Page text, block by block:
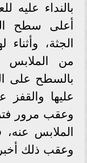
بالنداء عليه
أعلى سطح
الجثة،
من الملابس
بالسطح على
عليها والقفز
وعقب مرور
الملابس عنه،
وعقب ذلك